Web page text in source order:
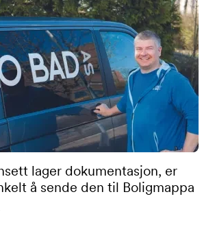
lager dokumentasjon, er
å sende den til Boligmappa